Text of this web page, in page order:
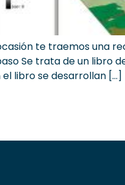
te traemos una
Se trata de un libro
el libro se desarrollan […]